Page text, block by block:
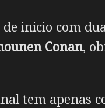
inicio com
Conan,
tem apenas